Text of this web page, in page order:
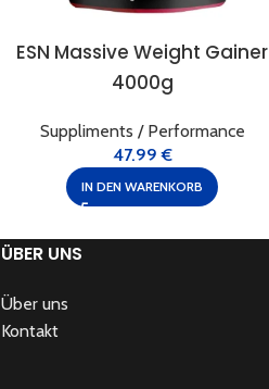
ESN Massive Weight Gainer
4000g
Suppliments / Performance
47.99€
IN DEN WARENKORB
ÜBER UNS
Über uns
Kontakt